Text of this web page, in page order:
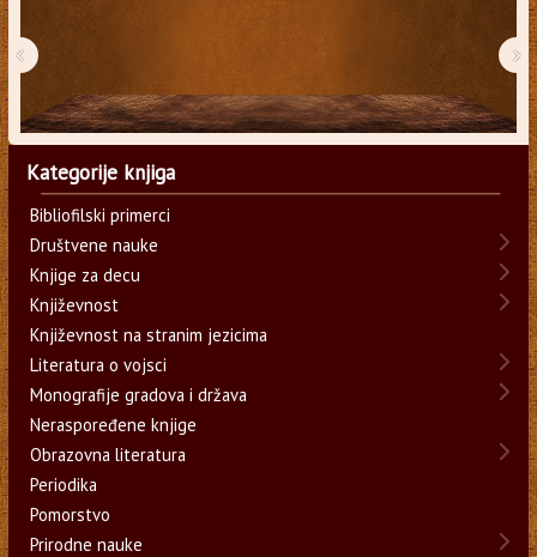
‹ ›
Kategorije knjiga
Bibliofilski primerci
Društvene nauke
Knjige za decu
Književnost
Književnost na stranim jezicima
Literatura o vojsci
Monografije gradova i država
Neraspoređene knjige
Obrazovna literatura
Periodika
Pomorstvo
Prirodne nauke